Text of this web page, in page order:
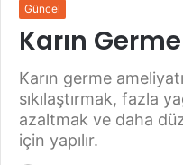
Güncel
Karın
Karın germe
sıkılaştırmak, fazla
azaltmak ve daha
için yapılır.